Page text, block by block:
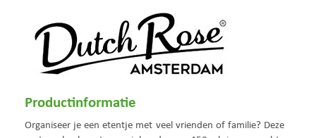
Productinformatie
Organiseer je een etentje met veel vrienden of familie? Deze